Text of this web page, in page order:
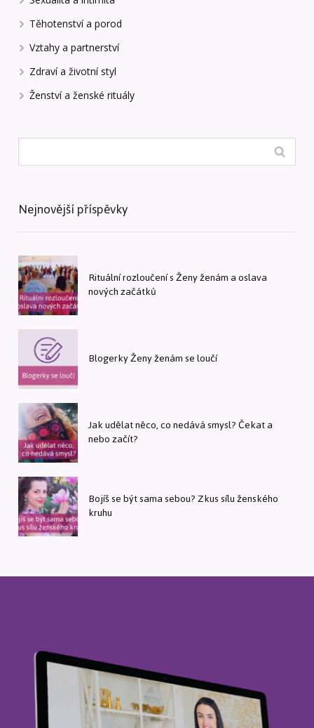
Těhotenství a porod
Vztahy a partnerství
Zdraví a životní styl
Ženství a ženské rituály
Nejnovější příspěvky
Rituální rozloučení s Ženy ženám a oslava
nových začátků
Blogerky Ženy ženám se loučí
Jak udělat něco, co nedává smysl? Čekat a
nebo začít?
Bojíš se být sama sebou? Zkus sílu ženského
kruhu